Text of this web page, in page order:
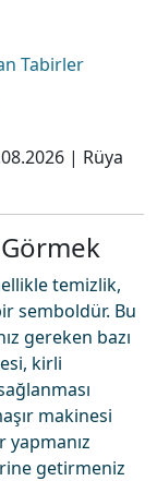
Tabirler
| Rüya
temizlik,
semboldür. Bu
gereken bazı
kirli
makinesi
yapmanız
getirmeniz